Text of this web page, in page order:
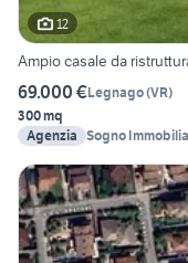
12
Ampio casale da
69.000 €Legnago(VR)
300 mq
Agenzia Sogno